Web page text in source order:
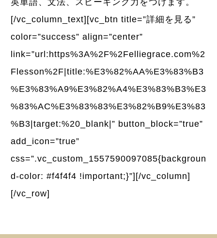
英単語、文法、スピーキング力をつけます。
[/vc_column_text][vc_btn title=”詳細を見る”
color=”success” align=”center”
link=”url:https%3A%2F%2Felliegrace.com%2
Flesson%2F|title:%E3%82%AA%E3%83%B3
%E3%83%A9%E3%82%A4%E3%83%B3%E3
%83%AC%E3%83%83%E3%82%B9%E3%83
%B3|target:%20_blank|” button_block=”true”
add_icon=”true”
css=”.vc_custom_1557590097085{backgroun
d-color: #f4f4f4 !important;}”][/vc_column]
[/vc_row]